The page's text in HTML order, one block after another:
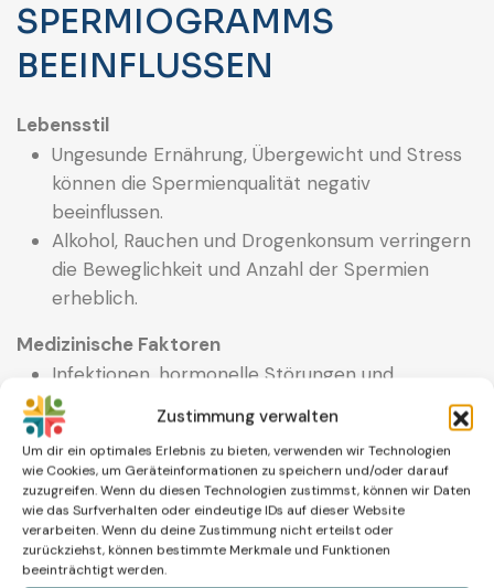
Zustimmung verwalten
Um dir ein optimales Erlebnis zu bieten, verwenden wir Technologien
wie Cookies, um Geräteinformationen zu speichern und/oder darauf
zuzugreifen. Wenn du diesen Technologien zustimmst, können wir Daten
wie das Surfverhalten oder eindeutige IDs auf dieser Website
verarbeiten. Wenn du deine Zustimmung nicht erteilst oder
zurückziehst, können bestimmte Merkmale und Funktionen
beeinträchtigt werden.
SPERMIOGRAMMS
BEEINFLUSSEN
Lebensstil
Ungesunde Ernährung, Übergewicht und Stress
können die Spermienqualität negativ
beeinflussen.
Alkohol, Rauchen und Drogenkonsum verringern
die Beweglichkeit und Anzahl der Spermien
erheblich.
Medizinische Faktoren
Infektionen, hormonelle Störungen und
genetische Faktoren können die Ergebnisse des
Spermiogramms beeinflussen.
Varikozele (erweiterte Venen im Hoden) sowie
Hodenhochstand gehören zu den häufigsten
Ursachen männlicher Unfruchtbarkeit.
Bestimmte Medikamente, einschließlich solcher
zur Krebsbehandlung, können zu einer